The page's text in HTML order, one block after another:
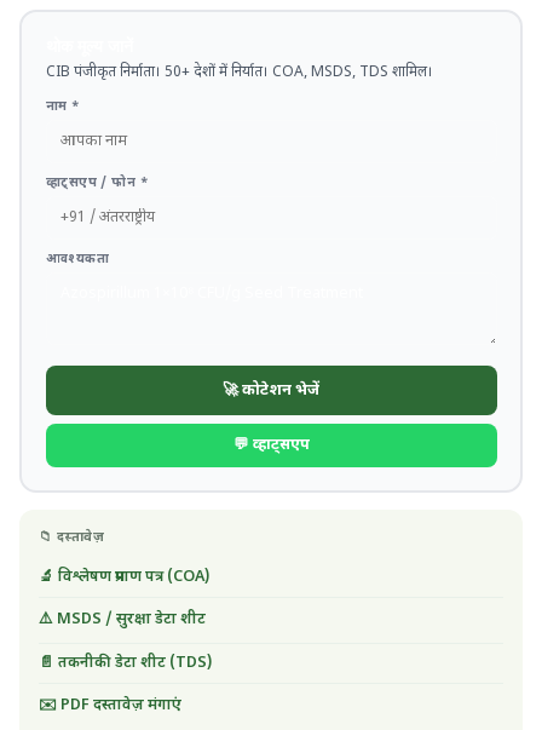
CIB पंजीकृत निर्माता। 50+ देशों में निर्यात। COA, MSDS, TDS शामिल।
नाम *
व्हाट्सएप / फोन *
आवश्यकता
🚀 कोटेशन भेजें
💬 व्हाट्सएप
📁 दस्तावेज़
🔬 विश्लेषण प्रमाण पत्र (COA)
⚠️ MSDS / सुरक्षा डेटा शीट
📄 तकनीकी डेटा शीट (TDS)
✉️ PDF दस्तावेज़ मंगाएं